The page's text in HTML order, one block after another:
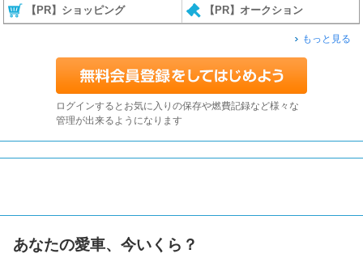
【PR】ショッピング 【PR】オークション
もっと見る
ログインするとお気に入りの保存や燃費記録など様々な
管理が出来るようになります
あなたの愛車、今いくら？